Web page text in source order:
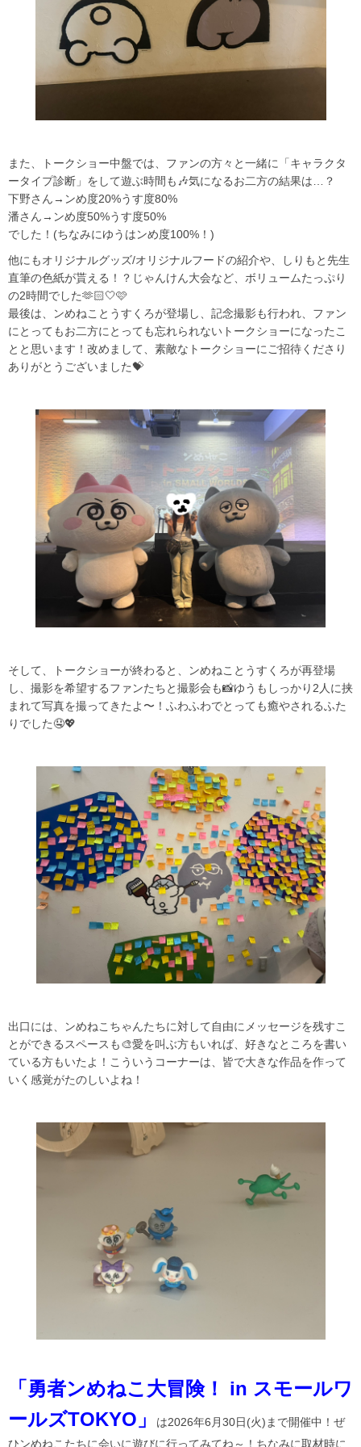
また、トークショー中盤では、ファンの方々と一緒に「キャラクタ
ータイプ診断」をして遊ぶ時間も🎶気になるお二方の結果は…？
下野さん→ンめ度20%うす度80%
潘さん→ンめ度50%うす度50%
でした！(ちなみにゆうはンめ度100%！)
他にもオリジナルグッズ/オリジナルフードの紹介や、しりもと先生
直筆の色紙が貰える！？じゃんけん大会など、ボリュームたっぷり
の2時間でした🫶🏻🤍🩷
最後は、ンめねことうすくろが登場し、記念撮影も行われ、ファン
にとってもお二方にとっても忘れられないトークショーになったこ
とと思います！改めまして、素敵なトークショーにご招待くださり
ありがとうございました💝
そして、トークショーが終わると、ンめねことうすくろが再登場
し、撮影を希望するファンたちと撮影会も📸ゆうもしっかり2人に挟
まれて写真を撮ってきたよ〜！ふわふわでとっても癒やされるふた
りでした🤤💖
出口には、ンめねこちゃんたちに対して自由にメッセージを残すこ
とができるスペースも🎨愛を叫ぶ方もいれば、好きなところを書い
ている方もいたよ！こういうコーナーは、皆で大きな作品を作って
いく感覚がたのしいよね！
「勇者ンめねこ大冒険！ in スモールワ
ールズTOKYO」
は2026年6月30日(火)まで開催中！ぜ
ひンめねこたちに会いに遊びに行ってみてね～！ちなみに取材時に